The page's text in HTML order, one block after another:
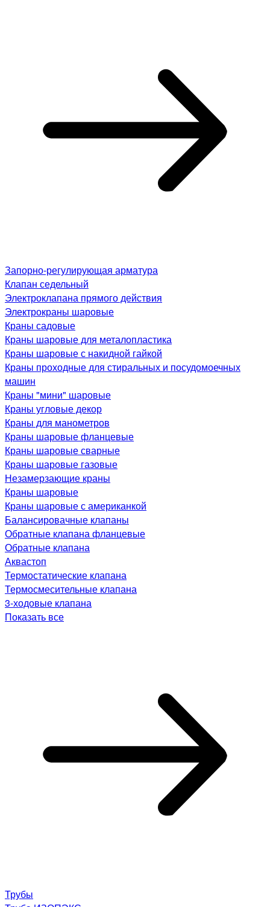
Запорно-регулирующая арматура
Клапан седельный
Электроклапана прямого действия
Электрокраны шаровые
Краны садовые
Краны шаровые для металопластика
Краны шаровые с накидной гайкой
Краны проходные для стиральных и посудомоечных
машин
Краны "мини" шаровые
Краны угловые декор
Краны для манометров
Краны шаровые фланцевые
Краны шаровые сварные
Краны шаровые газовые
Незамерзающие краны
Краны шаровые
Краны шаровые с американкой
Балансировачные клапаны
Обратные клапана фланцевые
Обратные клапана
Аквастоп
Термостатические клапана
Термосмесительные клапана
3-ходовые клапана
Показать все
Трубы